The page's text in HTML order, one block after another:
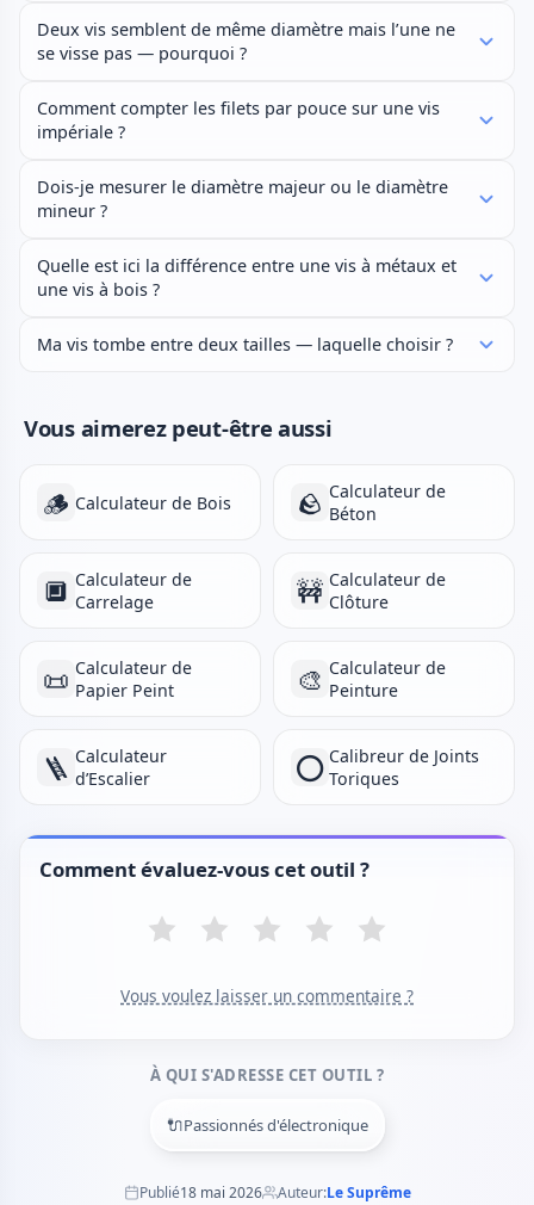
Deux vis semblent de même diamètre mais l’une ne
se visse pas — pourquoi ?
Comment compter les filets par pouce sur une vis
impériale ?
Dois-je mesurer le diamètre majeur ou le diamètre
mineur ?
Quelle est ici la différence entre une vis à métaux et
une vis à bois ?
Ma vis tombe entre deux tailles — laquelle choisir ?
Vous aimerez peut-être aussi
🪵 Calculateur de Bois 🪨 Calculateur de
Béton
🔲 Calculateur de
Carrelage
🚧 Calculateur de
Clôture
📜 Calculateur de
Papier Peint
🎨 Calculateur de
Peinture
🪜 Calculateur
d’Escalier
⭕ Calibreur de Joints
Toriques
Comment évaluez-vous cet outil ?
Vous voulez laisser un commentaire ?
À QUI S'ADRESSE CET OUTIL ?
🔌Passionnés d'électronique
Publié18 mai 2026 Auteur:Le Suprême